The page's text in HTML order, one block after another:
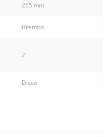
265 mm
Brembo
2
Disco